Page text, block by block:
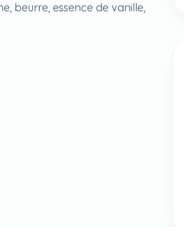
beurre, essence de vanille,